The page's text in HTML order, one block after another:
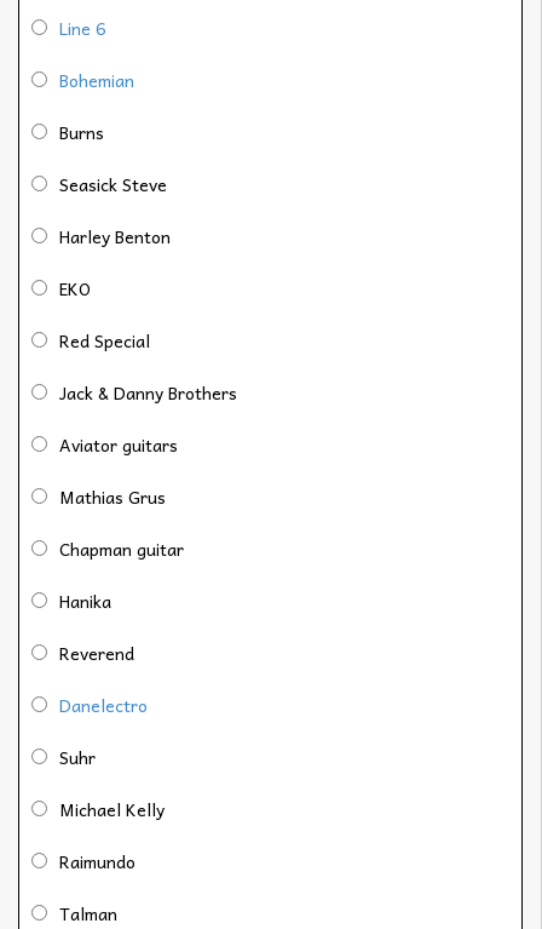
Line 6
Bohemian
Burns
Seasick Steve
Harley Benton
EKO
Red Special
Jack & Danny Brothers
Aviator guitars
Mathias Grus
Chapman guitar
Hanika
Reverend
Danelectro
Suhr
Michael Kelly
Raimundo
Talman